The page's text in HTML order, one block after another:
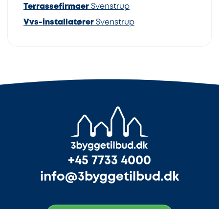
Terrassefirmaer Svenstrup
Vvs-installatører Svenstrup
+45 7733 4000
info@3byggetilbud.dk